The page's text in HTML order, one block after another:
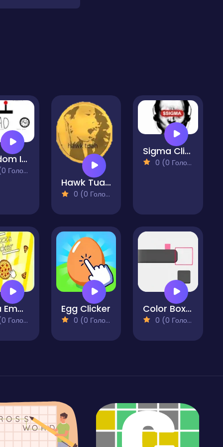
Random Idle Clicker I Made
Hawk Tuah Clicker
0 (0 Голосів)
Sigma Clicker
0 (0 Голосів)
Pizza Empire Egg Clicker
0 (0 Голосів)
Color Boxes
0 (0 Голосів)